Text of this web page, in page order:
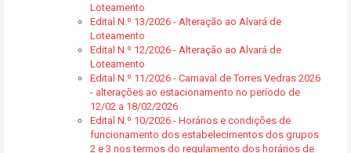
Loteamento
Edital N.º 13/2026 - Alteração ao Alvará de
Loteamento
Edital N.º 12/2026 - Alteração ao Alvará de
Loteamento
Edital N.º 11/2026 - Carnaval de Torres Vedras 2026
- alterações ao estacionamento no período de
12/02 a 18/02/2026
Edital N.º 10/2026 - Horários e condições de
funcionamento dos estabelecimentos dos grupos
2 e 3 nos termos do regulamento dos horários de